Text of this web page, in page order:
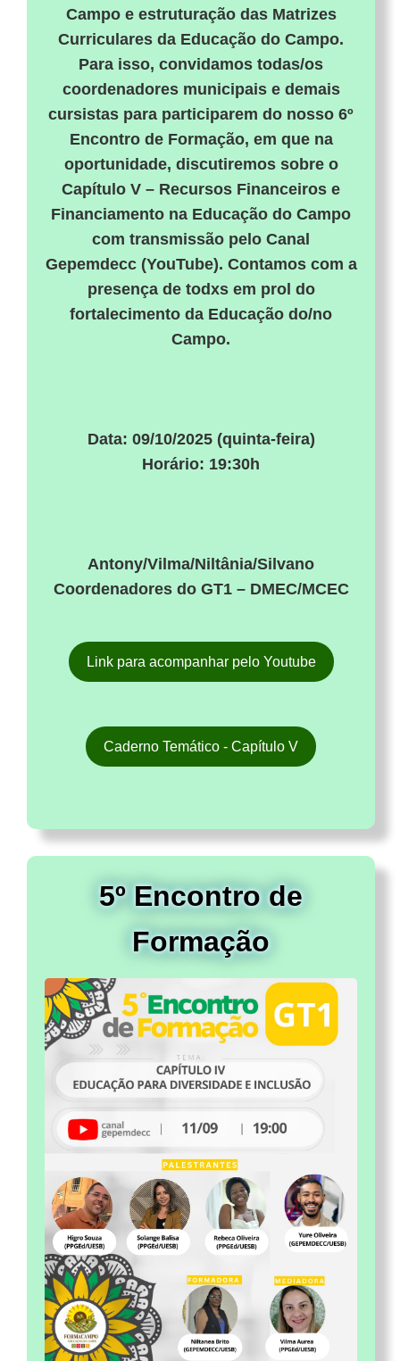
Campo e estruturação das Matrizes
Curriculares da Educação do Campo.
Para isso, convidamos todas/os
coordenadores municipais e demais
cursistas para participarem do nosso 6º
Encontro de Formação, em que na
oportunidade, discutiremos sobre o
Capítulo V – Recursos Financeiros e
Financiamento na Educação do Campo
com transmissão pelo Canal
Gepemdecc (YouTube). Contamos com a
presença de todxs em prol do
fortalecimento da Educação do/no
Campo.
Data: 09/10/2025 (quinta-feira)
Horário: 19:30h
Antony/Vilma/Niltânia/Silvano
Coordenadores do GT1 – DMEC/MCEC
Link para acompanhar pelo Youtube
Caderno Temático - Capítulo V
5º Encontro de
Formação